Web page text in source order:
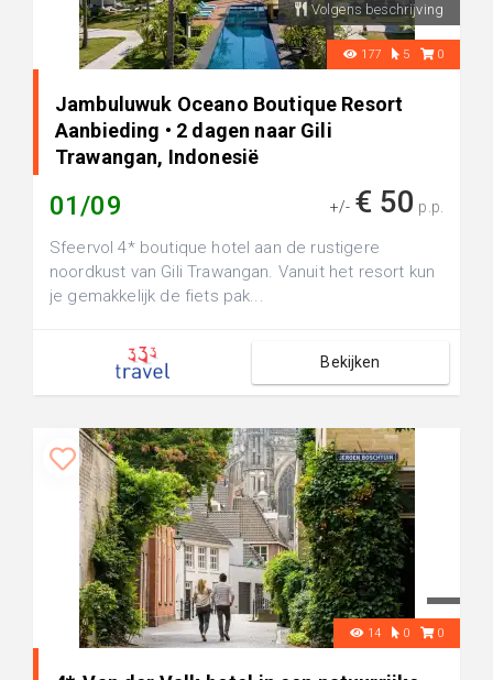
Volgens beschrijving
177 5 0
Jambuluwuk Oceano Boutique Resort
Aanbieding • 2 dagen naar Gili
Trawangan, Indonesië
01/09 +/- € 50 p.p.
Sfeervol 4* boutique hotel aan de rustigere
noordkust van Gili Trawangan. Vanuit het resort kun
je gemakkelijk de fiets pak...
Bekijken
14 0 0